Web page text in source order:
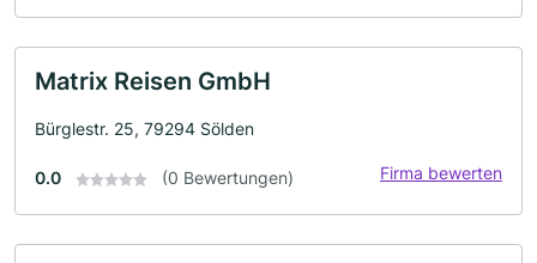
Matrix Reisen GmbH
Bürglestr. 25, 79294 Sölden
0.0 (0 Bewertungen) Firma bewerten